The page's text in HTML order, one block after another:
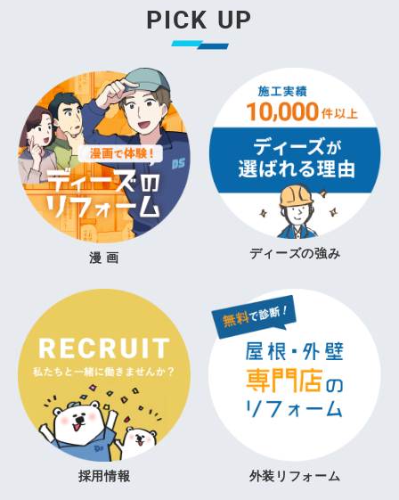
PICK UP
漫 画 ディーズの強み
採用情報 外装リフォーム